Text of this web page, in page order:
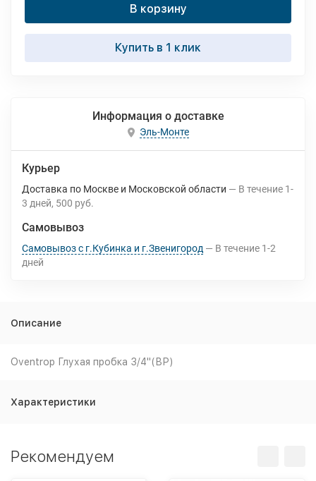
В корзину
Купить в 1 клик
Информация о доставке
Эль-Монте
Курьер
Доставка по Москве и Московской области В течение 1-
3 дней 500 руб.
Самовывоз
Самовывоз с г.Кубинка и г.Звенигород В течение 1-2
дней
Описание
Oventrop Глухая пробка 3/4"(ВР)
Характеристики
Рекомендуем